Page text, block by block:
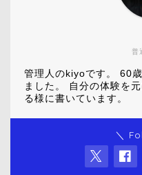
普
管理人のkiyoです。 60
ました。 自分の体験を
る様に書いています。
＼